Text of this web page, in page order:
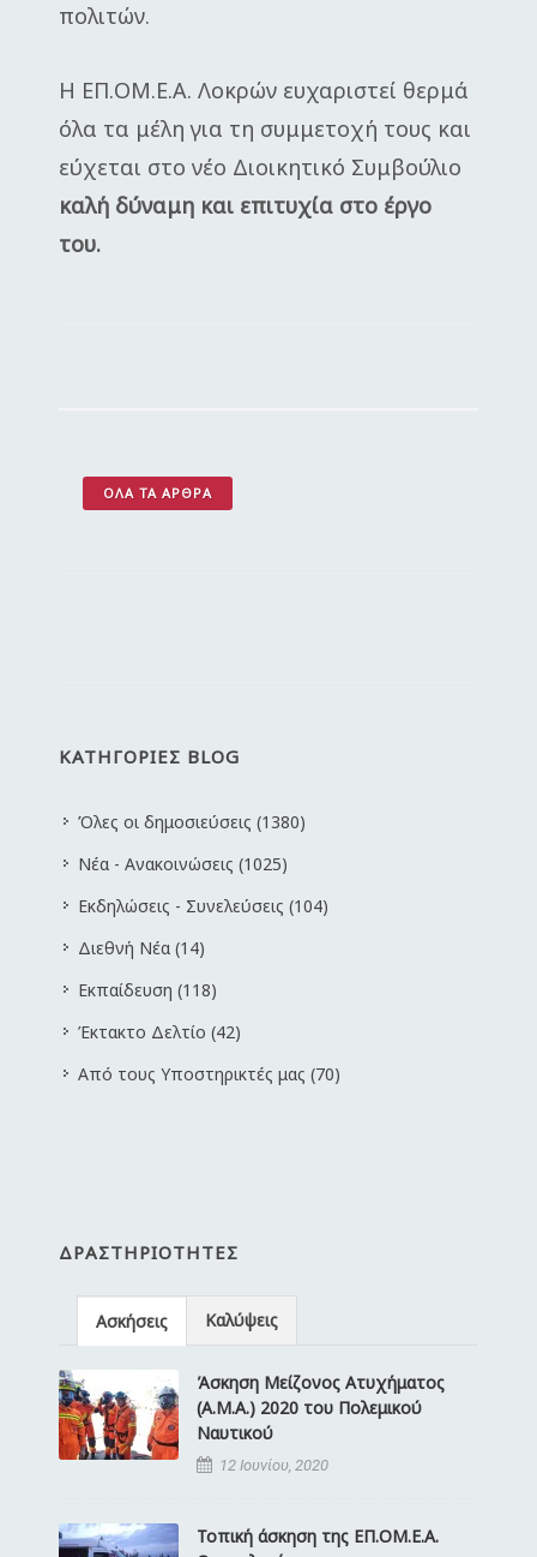
πολιτών.
Η ΕΠ.ΟΜ.Ε.Α. Λοκρών ευχαριστεί θερμά
όλα τα μέλη για τη συμμετοχή τους και
εύχεται στο νέο Διοικητικό Συμβούλιο
καλή δύναμη και επιτυχία στο έργο
του.
ΌΛΑ ΤΑ ΆΡΘΡΑ
ΚΑΤΗΓΟΡΙΕΣ BLOG
Όλες οι δημοσιεύσεις (1380)
Νέα - Ανακοινώσεις (1025)
Εκδηλώσεις - Συνελεύσεις (104)
Διεθνή Νέα (14)
Εκπαίδευση (118)
Έκτακτο Δελτίο (42)
Από τους Υποστηρικτές μας (70)
ΔΡΑΣΤΗΡΙΌΤΗΤΕΣ
Ασκήσεις Καλύψεις
Άσκηση Μείζονος Ατυχήματος
(Α.Μ.Α.) 2020 του Πολεμικού
Ναυτικού
12 Ιουνίου, 2020
Τοπική άσκηση της ΕΠ.ΟΜ.Ε.Α.